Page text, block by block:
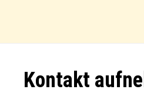
Footer
Kontakt